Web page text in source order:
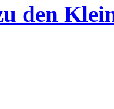
den